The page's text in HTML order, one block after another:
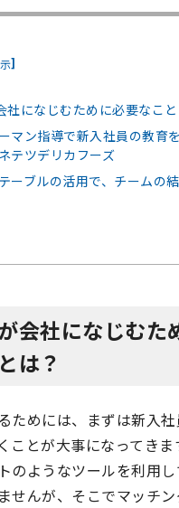
]
社になじむために必要なこ
マン指導で新入社員の教育
テツデリカフーズ
ーブルの活用で、チームの
会社になじむた
は？
ためには、まずは新入
ことが大事になってきま
のようなツールを利用
せんが、そこでマッチ